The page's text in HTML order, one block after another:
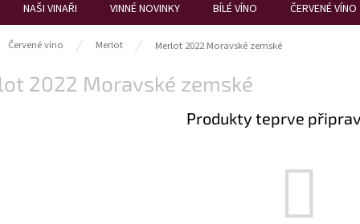
NAŠI VINAŘI VINNÉ NOVINKY BÍLÉ VÍNO ČERVENÉ VÍNO
Červené víno Merlot Merlot 2022 Moravské zemské
2022 Moravské zemské
Produkty teprve